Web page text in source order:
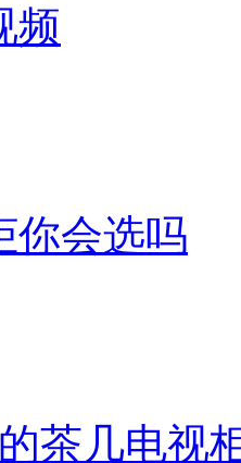
频
你会选吗
茶几电视